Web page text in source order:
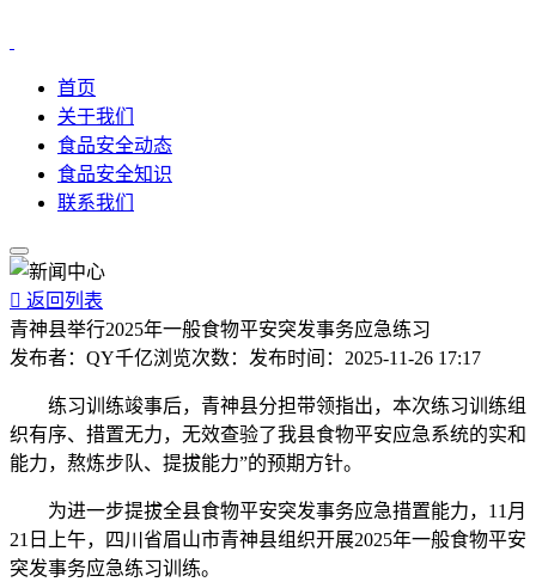
首页
关于我们
食品安全动态
食品安全知识
联系我们
 返回列表
青神县举行2025年一般食物平安突发事务应急练习
发布者： QY千亿浏览次数： 发布时间： 2025-11-26 17:17
练习训练竣事后，青神县分担带领指出，本次练习训练组
织有序、措置无力，无效查验了我县食物平安应急系统的实和
能力，熬炼步队、提拔能力”的预期方针。
为进一步提拔全县食物平安突发事务应急措置能力，11月
21日上午，四川省眉山市青神县组织开展2025年一般食物平安
突发事务应急练习训练。